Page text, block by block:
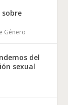
sobre
Género
del
sexual